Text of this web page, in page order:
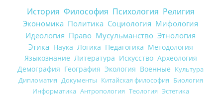
История Философия Психология Религия
Экономика Политика Социология Мифология
Идеология Право Мусульманство Этнология
Этика Наука Логика Педагогика Методология
Языкознание Литература Искусство Археология
Демография География Экология Военные Культура
Дипломатия Документы Китайская философия Биология
Информатика Антропология Теология Эстетика